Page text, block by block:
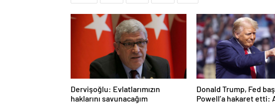
Dervişoğlu: Evlatlarımızın
haklarını savunacağım
Donald Trump, Fed
Powell’a hakaret etti: